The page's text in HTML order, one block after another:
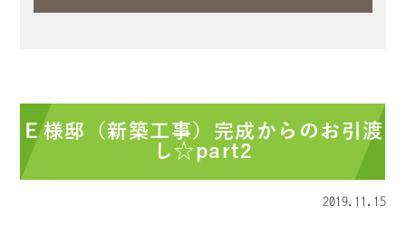
Ｅ様邸（新築工事）完成からのお引渡
し☆part2
2019.11.15